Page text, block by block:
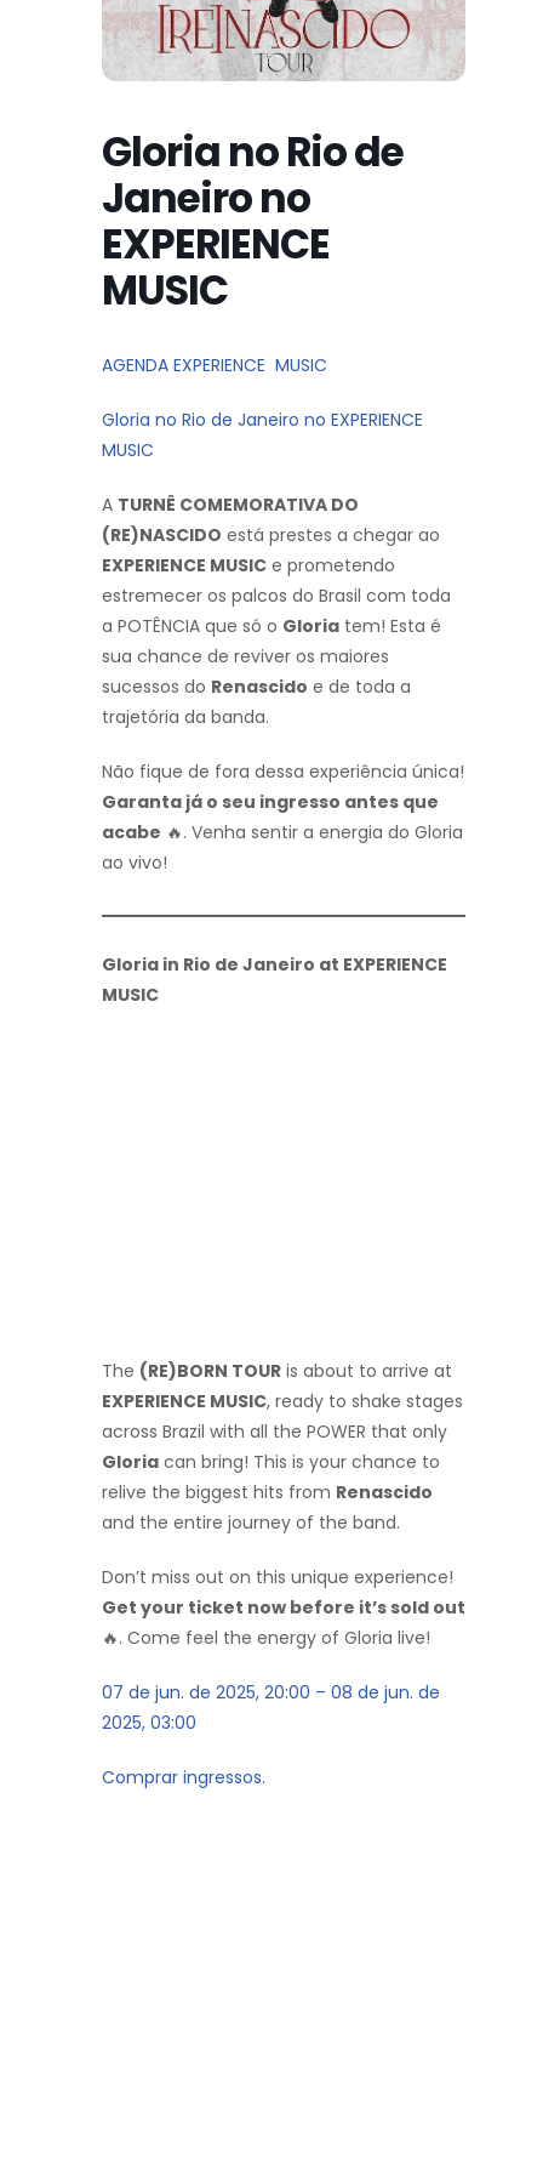
Gloria no Rio de
Janeiro no
EXPERIENCE
MUSIC
AGENDA EXPERIENCE MUSIC
Gloria no Rio de Janeiro no EXPERIENCE
MUSIC
A TURNÊ COMEMORATIVA DO
(RE)NASCIDO está prestes a chegar ao
EXPERIENCE MUSIC e prometendo
estremecer os palcos do Brasil com toda
a POTÊNCIA que só o Gloria tem! Esta é
sua chance de reviver os maiores
sucessos do Renascido e de toda a
trajetória da banda.
Não fique de fora dessa experiência única!
Garanta já o seu ingresso antes que
acabe 🔥. Venha sentir a energia do Gloria
ao vivo!
Gloria in Rio de Janeiro at EXPERIENCE
MUSIC
The (RE)BORN TOUR is about to arrive at
EXPERIENCE MUSIC, ready to shake stages
across Brazil with all the POWER that only
Gloria can bring! This is your chance to
relive the biggest hits from Renascido
and the entire journey of the band.
Don’t miss out on this unique experience!
Get your ticket now before it’s sold out
🔥. Come feel the energy of Gloria live!
07 de jun. de 2025, 20:00 – 08 de jun. de
2025, 03:00
Comprar ingressos.